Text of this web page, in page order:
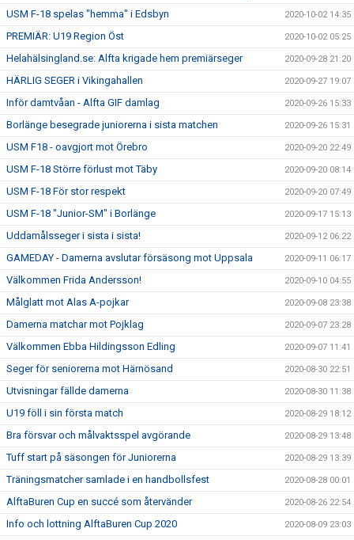
USM F-18 spelas "hemma" i Edsbyn 2020-10-02 14:35
PREMIÄR: U19 Region Öst 2020-10-02 05:25
Helahälsingland.se: Alfta krigade hem premiärseger 2020-09-28 21:20
HÄRLIG SEGER i Vikingahallen 2020-09-27 19:07
Inför damtvåan - Alfta GIF damlag 2020-09-26 15:33
Borlänge besegrade juniorerna i sista matchen 2020-09-26 15:31
USM F18 - oavgjort mot Örebro 2020-09-20 22:49
USM F-18 Större förlust mot Täby 2020-09-20 08:14
USM F-18 För stor respekt 2020-09-20 07:49
USM F-18 "Junior-SM" i Borlänge 2020-09-17 15:13
Uddamålsseger i sista i sista! 2020-09-12 06:22
GAMEDAY - Damerna avslutar försäsong mot Uppsala 2020-09-11 06:17
Välkommen Frida Andersson! 2020-09-10 04:55
Målglatt mot Alas A-pojkar 2020-09-08 23:38
Damerna matchar mot Pojklag 2020-09-07 23:28
Välkommen Ebba Hildingsson Edling 2020-09-07 11:41
Seger för seniorerna mot Härnösand 2020-08-30 22:51
Utvisningar fällde damerna 2020-08-30 11:38
U19 föll i sin första match 2020-08-29 18:12
Bra försvar och målvaktsspel avgörande 2020-08-29 13:48
Tuff start på säsongen för Juniorerna 2020-08-29 13:39
Träningsmatcher samlade i en handbollsfest 2020-08-28 00:01
AlftaBuren Cup en succé som återvänder 2020-08-26 22:54
Info och lottning AlftaBuren Cup 2020 2020-08-09 23:03